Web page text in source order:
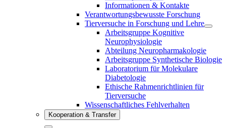
Informationen & Kontakte
Verantwortungsbewusste Forschung
Tierversuche in Forschung und Lehre
Arbeitsgruppe Kognitive
Neurophysiologie
Abteilung Neuropharmakologie
Arbeitsgruppe Synthetische Biologie
Laboratorium für Molekulare
Diabetologie
Ethische Rahmenrichtlinien für
Tierversuche
Wissenschaftliches Fehlverhalten
Kooperation & Transfer